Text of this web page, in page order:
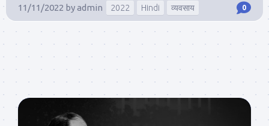
11/11/2022 byadmin 2022 Hindi व्यवसाय 0